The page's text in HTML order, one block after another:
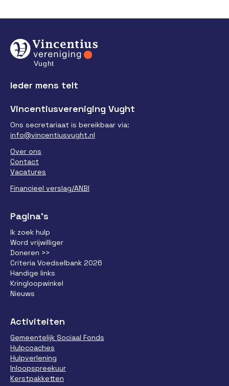
Ieder mens telt
Vincentiusvereniging Vught
Ons secretariaat is bereikbaar via:
info@vincentiusvught.nl
Over ons
Contact
Vacatures
Financieel verslag/ANBI
Pagina’s
Ik zoek hulp
Word vrijwilliger
Doneren >>
Criteria Voedselbank 2026
Handige links
Kringloopwinkel
Nieuws
Activiteiten
Gemeentelijk Sociaal Fonds
Hulpcoaches
Hulpverlening
Inloopspreekuur
Kerstpakketten